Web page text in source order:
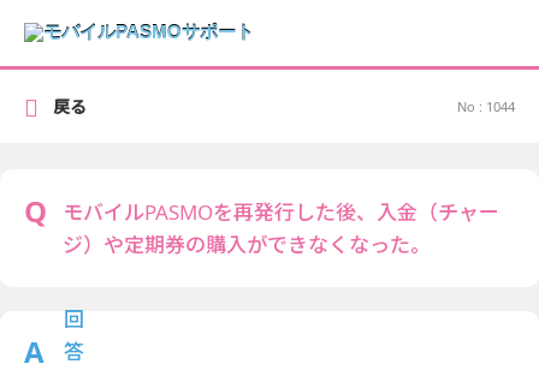
No : 1044
モバイルPASMOを再発行した後、入金（チャー
ジ）や定期券の購入ができなくなった。
戻る